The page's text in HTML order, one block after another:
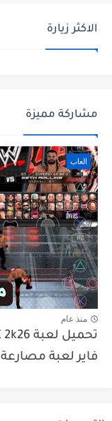
الاكثر زيارة
مشاركة مميزة
العاب
منذ عام
فاير لعبة مصارعة PSP اخر اصدار